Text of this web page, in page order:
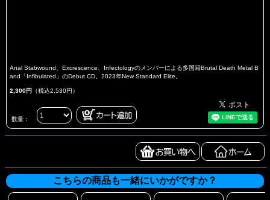
Anal Stabwound、Excrescence、Infectologyのメンバーによる多国籍Brutal Death Metal B
and「Infibulated」のDebut CD。2023年New Standard Elite。
2,300円 （税込2,530円）
数量：
こちらの商品も一緒にいかがですか？